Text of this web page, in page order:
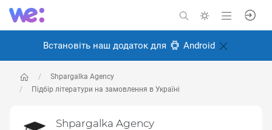
Встановіть наш додаток для Android
Shpargalka Agency
Підбір літератури на замовлення в Україні
Shpargalka Agency